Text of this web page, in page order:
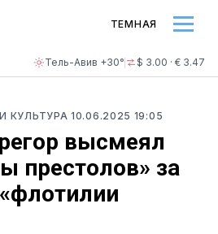
Тель-Авив +30° $ 3.00 · € 3.47
ТЕМНАЯ
КУЛЬТУРА10.06.2025 19:05
высмеял
престолов» за